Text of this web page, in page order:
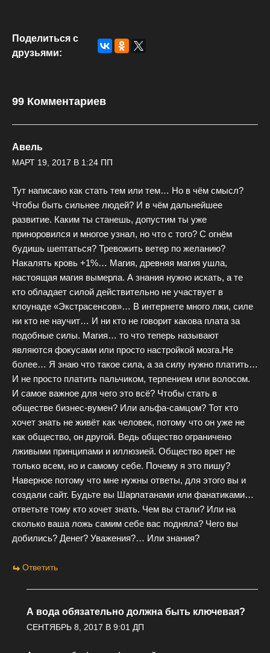
Поделиться с
друзьями:
99 Комментариев
Авель
МАРТ 19, 2017 В 1:24 ПП
Тут написано как стать тем или тем… Но в чём смысл?
Чтобы быть сильнее людей? И в чём дальнейшее
развитие. Каким ты станешь, допустим ты уже
приноровился и многое узнал, но что с того? С огнём
будишь шептаться? Тревожить ветер по желанию?
Накалять кровь +1%… Магия, древняя магия ушла,
настоящая магия вымерла. А знания нужно искать, а те
кто обладает силой действительно не участвует в
клоунаде «Экстрасенсов»… В интернете много лжи, силе
ни кто не научит… И ни кто не говорит какова плата за
подобные силы. Магия… то что теперь называют
являются фокусами или просто настройкой мозга.Не
более… Я знаю что такое сила, а за силу нужно платить…
И не просто платить пальчиком, терпением или волосом.
И самое важное для чего это всё? Чтобы стать в
обществе бизнес-вумен? Или альфа-самцом? Тот кто
хочет знать не живёт как человек, потому что он уже не
как общество, он другой. Ведь общество ограничено
лживыми принципами и иллюзией. Общество врет не
только всем, но и самому себе. Почему я это пишу?
Наверное потому что мне нужны ответы, для этого вы и
создали сайт. Будьте вы Шарлатанами или фанатиками…
ответьте тому кто хочет знать. Чем вы стали? Или на
сколько ваша ложь самим себе вас подняла? Чего вы
добились? Денег? Уважения?… Или знания?
Ответить
А вода обязательно должна быть ключевая?
СЕНТЯБРЬ 8, 2017 В 9:01 ДП